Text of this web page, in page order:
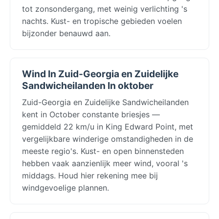
tot zonsondergang, met weinig verlichting 's
nachts. Kust- en tropische gebieden voelen
bijzonder benauwd aan.
Wind In Zuid-Georgia en Zuidelijke
Sandwicheilanden In oktober
Zuid-Georgia en Zuidelijke Sandwicheilanden
kent in October constante briesjes —
gemiddeld 22 km/u in King Edward Point, met
vergelijkbare winderige omstandigheden in de
meeste regio's. Kust- en open binnensteden
hebben vaak aanzienlijk meer wind, vooral 's
middags. Houd hier rekening mee bij
windgevoelige plannen.